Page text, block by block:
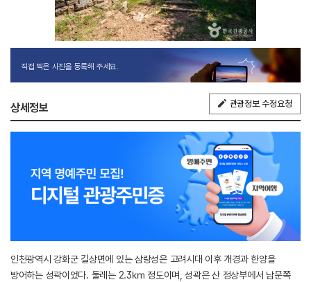
직접 찍은 사진을 등록해 주세요.
상세정보 관광정보 수정요청
인천광역시 강화군 길상면에 있는 삼랑성은 고려시대 이후 개경과 한양을
방어하는 성곽이었다. 둘레는 2.3㎞ 정도이며, 성곽은 산 정상부에서 남문쪽